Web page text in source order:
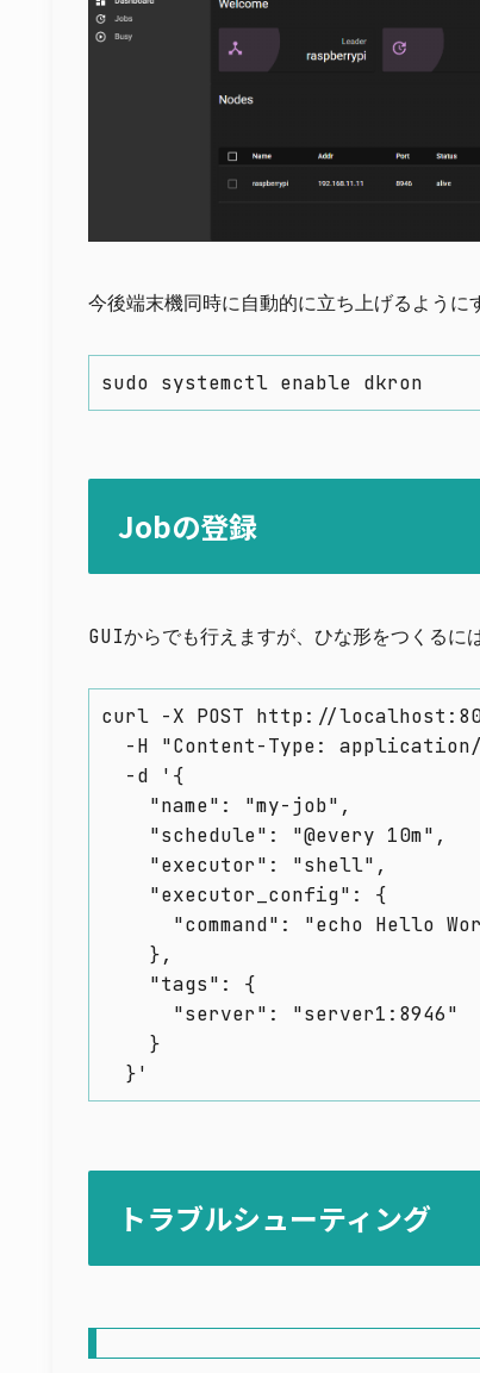
今後端末機同時に自動的に立ち上げるように
sudo systemctl enable dkron
Jobの登録
GUIからでも行えますが、ひな形をつくるに
curl -X POST http://
-H "Content-Type:
  -d '{
    "name": "my-job",
    "schedule": "@every 10m",
    "executor": "shell",
    "executor_config": {
"command": "echo Hello
    },
    "tags": {
      "server": "server1:8946"
    }
  }'
トラブルシューティング